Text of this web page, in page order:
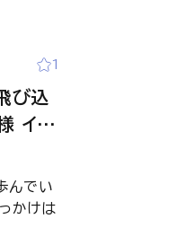
1
び込
イン
生き
んでい
かけは